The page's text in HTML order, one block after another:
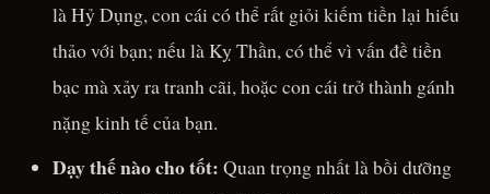
là Hỷ Dụng, con cái có thể rất giỏi kiếm tiền lại hiếu
thảo với bạn; nếu là Kỵ Thần, có thể vì vấn đề tiền
bạc mà xảy ra tranh cãi, hoặc con cái trở thành gánh
nặng kinh tế của bạn.
Dạy thế nào cho tốt: Quan trọng nhất là bồi dưỡng